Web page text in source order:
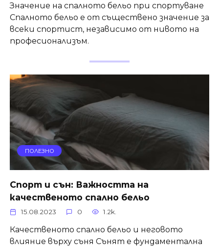
Значение на спалното бельо при спортуване
Спалното бельо е от съществено значение за
всеки спортист, независимо от нивото на
професионализъм.
ПОЛЕЗНО
Спорт и сън: Важността на
качественото спално бельо
15.08.2023 0 1.2k.
Качественото спално бельо и неговото
влияние върху съня Сънят е фундаментална